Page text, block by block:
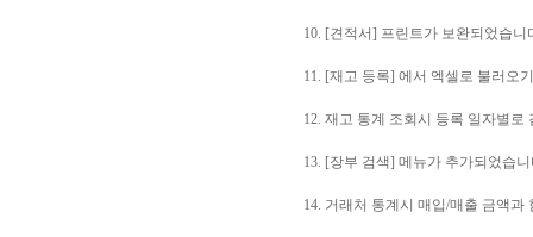
10. [견적서] 프린트가 보완되었습니
11. [재고 등록] 에서 엑셀로 불러오
12. 재고 통계 조회시 등록 일자별로
13. [장부 검색] 메뉴가 추가되었습니
14. 거래처 통계시 매입/매출 금액과